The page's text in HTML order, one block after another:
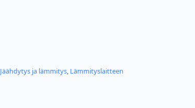
Jäähdytys ja lämmitys, Lämmityslaitteen